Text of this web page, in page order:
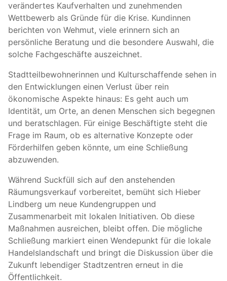
verändertes Kaufverhalten und zunehmenden
Wettbewerb als Gründe für die Krise. Kundinnen
berichten von Wehmut, viele erinnern sich an
persönliche Beratung und die besondere Auswahl, die
solche Fachgeschäfte auszeichnet.
Stadtteilbewohnerinnen und Kulturschaffende sehen in
den Entwicklungen einen Verlust über rein
ökonomische Aspekte hinaus: Es geht auch um
Identität, um Orte, an denen Menschen sich begegnen
und beratschlagen. Für einige Beschäftigte steht die
Frage im Raum, ob es alternative Konzepte oder
Förderhilfen geben könnte, um eine Schließung
abzuwenden.
Während Suckfüll sich auf den anstehenden
Räumungsverkauf vorbereitet, bemüht sich Hieber
Lindberg um neue Kundengruppen und
Zusammenarbeit mit lokalen Initiativen. Ob diese
Maßnahmen ausreichen, bleibt offen. Die mögliche
Schließung markiert einen Wendepunkt für die lokale
Handelslandschaft und bringt die Diskussion über die
Zukunft lebendiger Stadtzentren erneut in die
Öffentlichkeit.